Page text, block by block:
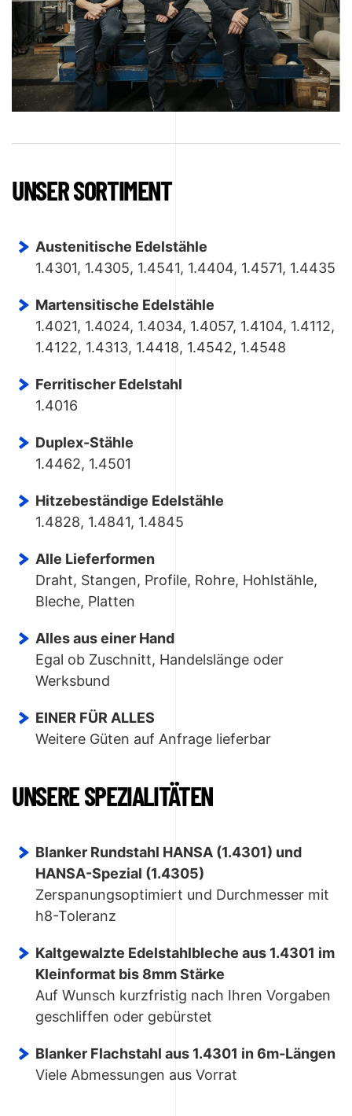
UNSER SORTIMENT
Austenitische Edelstähle
1.4301, 1.4305, 1.4541, 1.4404, 1.4571, 1.4435
Martensitische Edelstähle
1.4021, 1.4024, 1.4034, 1.4057, 1.4104, 1.4112,
1.4122, 1.4313, 1.4418, 1.4542, 1.4548
Ferritischer Edelstahl
1.4016
Duplex-Stähle
1.4462, 1.4501
Hitzebeständige Edelstähle
1.4828, 1.4841, 1.4845
Alle Lieferformen
Draht, Stangen, Profile, Rohre, Hohlstähle,
Bleche, Platten
Alles aus einer Hand
Egal ob Zuschnitt, Handelslänge oder
Werksbund
EINER FÜR ALLES
Weitere Güten auf Anfrage lieferbar
UNSERE SPEZIALITÄTEN
Blanker Rundstahl HANSA (1.4301) und
HANSA-Spezial (1.4305)
Zerspanungsoptimiert und Durchmesser mit
h8-Toleranz
Kaltgewalzte Edelstahlbleche aus 1.4301 im
Kleinformat bis 8mm Stärke
Auf Wunsch kurzfristig nach Ihren Vorgaben
geschliffen oder gebürstet
Blanker Flachstahl aus 1.4301 in 6m-Längen
Viele Abmessungen aus Vorrat